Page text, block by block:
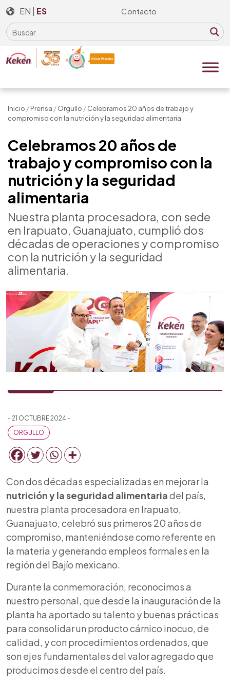
Skip
to
the
content
EN ES Contacto
Inicio /Prensa /Orgullo /Celebramos 20 años de trabajo y
compromiso con la nutrición y la seguridad alimentaria
Celebramos 20 años de
trabajo y compromiso con la
nutrición y la seguridad
alimentaria
Nuestra planta procesadora, con sede
en Irapuato, Guanajuato, cumplió dos
décadas de operaciones y compromiso
con la nutrición y la seguridad
alimentaria.
- 21 OCTUBRE 2024 -
ORGULLO
Con dos décadas especializadas en mejorar la
nutrición y la seguridad alimentariadel país,
nuestra planta procesadora en Irapuato,
Guanajuato, celebró sus primeros 20 años de
compromiso, manteniéndose como referente en
la materia y generando empleos formales en la
región del Bajío mexicano.
Durante la conmemoración, reconocimos a
nuestro personal, que desde la inauguración de la
planta ha aportado su talento y buenas prácticas
para consolidar un producto cárnico inocuo, de
calidad, y con procedimientos ordenados, que
son ejes fundamentales del valor agregado que
producimos desde el centro del país.